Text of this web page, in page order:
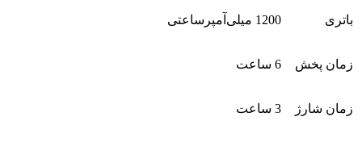
باتری 1200 میلی‌آمپرساعتی
زمان پخش 6 ساعت
زمان شارژ 3 ساعت